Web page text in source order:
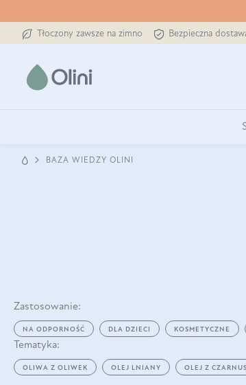
Tłoczony zawsze na zimno Bezpieczna
BAZA WIEDZY OLINI
Zastosowanie:
NA ODPORNOŚĆ DLA DZIECI KOSMETYCZNE
Tematyka:
OLIWA Z OLIWEK OLEJ LNIANY OLEJ Z